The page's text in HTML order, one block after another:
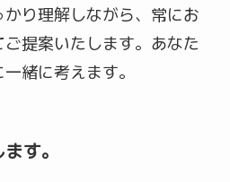
り理解しながら、常にお
提案いたします。あなた
緒に考えます。
す。